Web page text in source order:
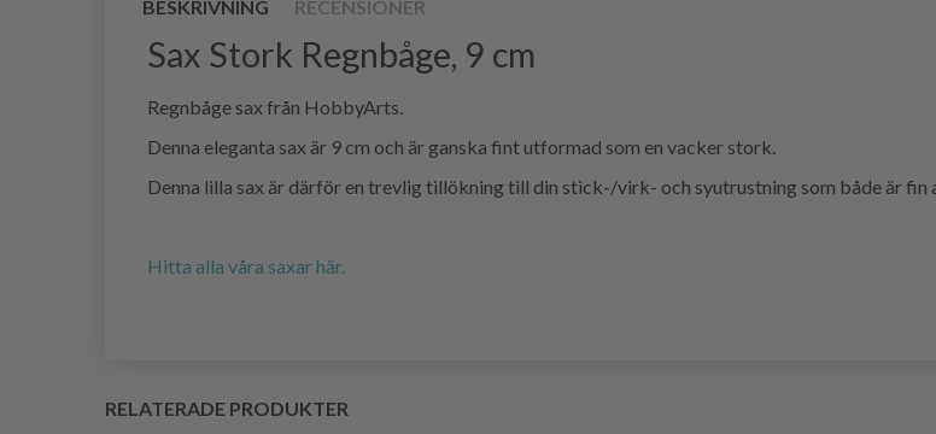
BESKRIVNING RECENSIONER
Sax Stork Regnbåge, 9 cm
Regnbåge sax från HobbyArts.
Denna eleganta sax är 9 cm och är ganska fint utformad som en vacker stork.
Denna lilla sax är därför en trevlig tillökning till din stick-/virk- och syutrustning som både är fin
Hitta alla våra saxar här.
RELATERADE PRODUKTER